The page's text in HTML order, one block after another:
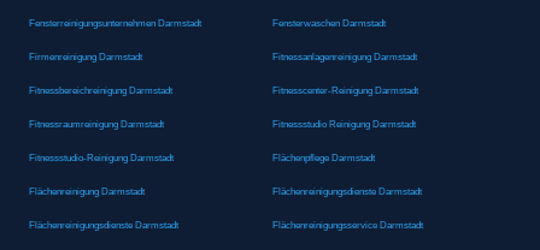
Fensterreinigungsunternehmen Darmstadt Fensterwaschen Darmstadt
Firmenreinigung Darmstadt Fitnessanlagenreinigung Darmstadt
Fitnessbereichreinigung Darmstadt Fitnesscenter-Reinigung Darmstadt
Fitnessraumreinigung Darmstadt Fitnessstudio Reinigung Darmstadt
Fitnessstudio-Reinigung Darmstadt Flächenpflege Darmstadt
Flächenreinigung Darmstadt Flächenreinigungsdienste Darmstadt
Flächenreinigungsdienste Darmstadt Flächenreinigungsservice Darmstadt